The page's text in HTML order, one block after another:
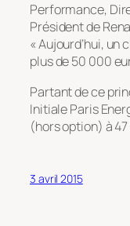
Performance,
Président de
« Aujourd’hui, un
plus de 50 000
Partant de ce
Initiale Paris
(hors option) à
3 avril 2015